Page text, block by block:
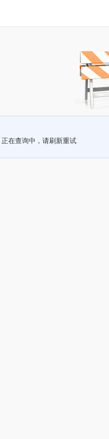
正在查询中，请刷新重试